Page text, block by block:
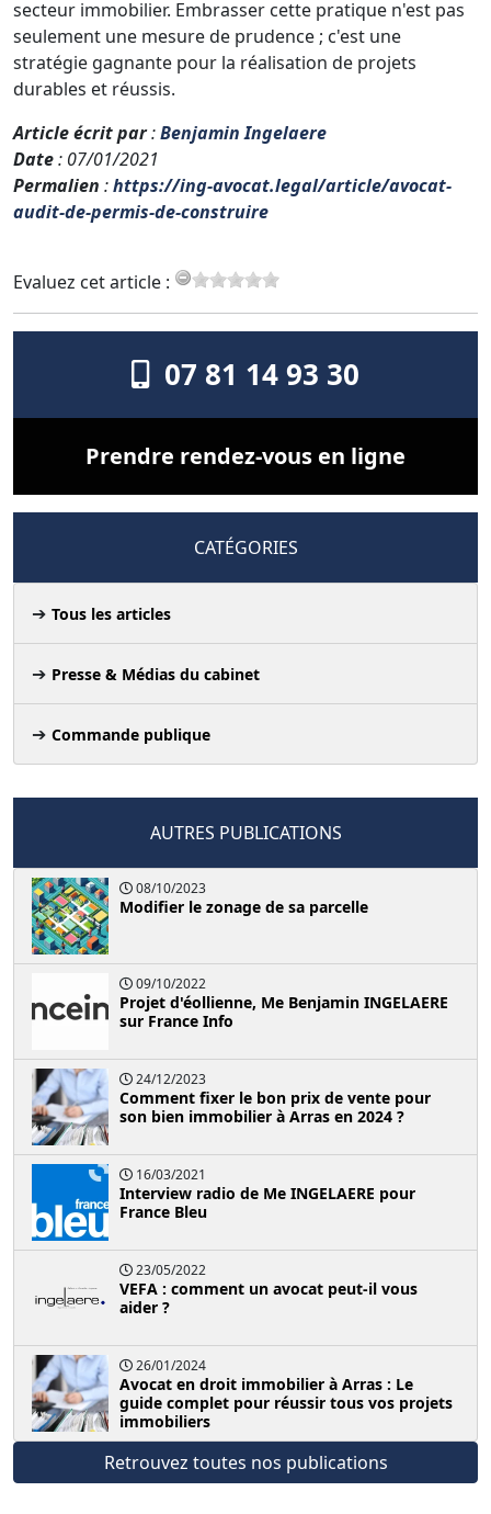
secteur immobilier. Embrasser cette pratique n'est pas
seulement une mesure de prudence ; c'est une
stratégie gagnante pour la réalisation de projets
durables et réussis.
Article écrit par:Benjamin Ingelaere
Date: 07/01/2021
Permalien :https://ing-avocat.legal/article/avocat-
audit-de-permis-de-construire
Evaluez cet article :
07 81 14 93 30
Prendre rendez-vous en ligne
CATÉGORIES
Tous les articles
Presse & Médias du cabinet
Commande publique
AUTRES PUBLICATIONS
08/10/2023
Modifier le zonage de sa parcelle
09/10/2022
Projet d'éollienne, Me Benjamin INGELAERE
sur France Info
24/12/2023
Comment fixer le bon prix de vente pour
son bien immobilier à Arras en 2024 ?
16/03/2021
Interview radio de Me INGELAERE pour
France Bleu
23/05/2022
VEFA : comment un avocat peut-il vous
aider ?
26/01/2024
Avocat en droit immobilier à Arras : Le
guide complet pour réussir tous vos projets
immobiliers
Retrouvez toutes nos publications